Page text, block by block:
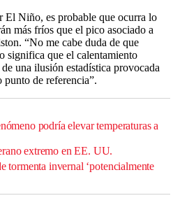
El Niño, es probable que ocurra lo
más fríos que el pico asociado a
“No me cabe duda de que
significa que el calentamiento
una ilusión estadística provocada
de referencia”.
podría elevar temperaturas a
extremo en EE. UU.
tormenta invernal ‘potencialmente